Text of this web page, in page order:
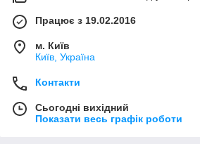
Працює з 19.02.2016
м. Київ
Київ, Україна
Контакти
Сьогодні вихідний
Показати весь графік роботи